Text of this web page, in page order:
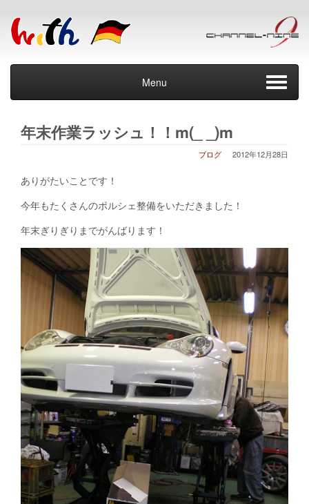
Menu
年末作業ラッシュ！！m(_ _)m
2012年12月28日
ブログ
ありがたいことです！
今年もたくさんのポルシェ整備をいただきました！
年末ぎりぎりまでがんばります！